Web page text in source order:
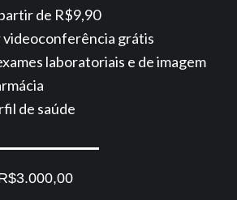
de R$9,90
videoconferência grátis
laboratoriais e de imagem
de saúde